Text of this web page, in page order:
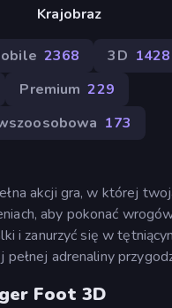
Krajobraz
2368 3D 1428
Premium 229
173
akcji gra, w której
aby pokonać
i zanurzyć się w
adrenaliny
Foot 3D